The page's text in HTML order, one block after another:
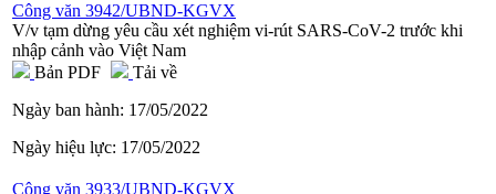
Công văn 3942/UBND-KGVX
V/v tạm dừng yêu cầu xét nghiệm vi-rút SARS-CoV-2 trước khi
nhập cảnh vào Việt Nam
Bản PDF
Tải về
Ngày ban hành: 17/05/2022
Ngày hiệu lực: 17/05/2022
Công văn 3933/UBND-KGVX